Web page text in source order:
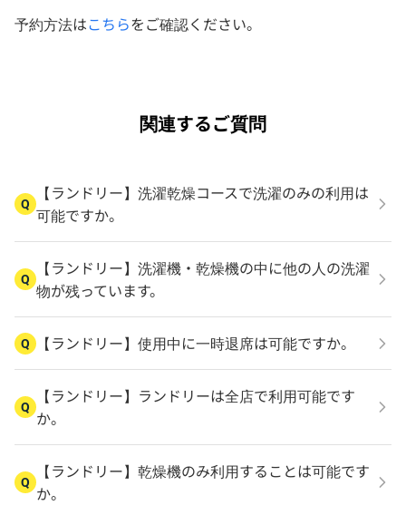
予約方法はこちらをご確認ください。
関連するご質問
Q
【ランドリー】洗濯乾燥コースで洗濯のみの利用は
可能ですか。
Q
【ランドリー】洗濯機・乾燥機の中に他の人の洗濯
物が残っています。
Q 【ランドリー】使用中に一時退席は可能ですか。
Q
【ランドリー】ランドリーは全店で利用可能です
か。
Q
【ランドリー】乾燥機のみ利用することは可能です
か。